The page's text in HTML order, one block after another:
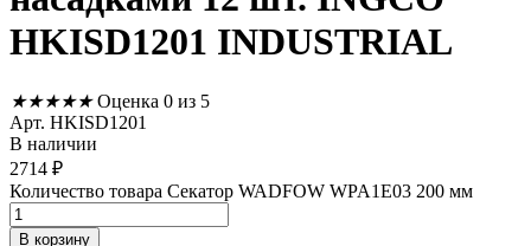
HKISD1201 INDUSTRIAL
★★★★★ Оценка 0 из 5
Арт. HKISD1201
В наличии
2714 ₽
Количество товара Секатор WADFOW WPA1E03 200 мм
В корзину